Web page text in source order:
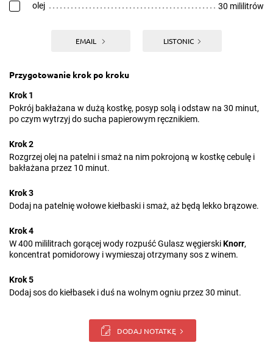
olej 30 mililitrów
EMAIL LISTONIC
Przygotowanie krok po kroku
Krok 1
Pokrój bakłażana w dużą kostkę, posyp solą i odstaw na 30 minut,
po czym wytrzyj do sucha papierowym ręcznikiem.
Krok 2
Rozgrzej olej na patelni i smaż na nim pokrojoną w kostkę cebulę i
bakłażana przez 10 minut.
Krok 3
Dodaj na patelnię wołowe kiełbaski i smaż, aż będą lekko brązowe.
Krok 4
W 400 mililitrach gorącej wody rozpuść Gulasz węgierskiKnorr,
koncentrat pomidorowy i wymieszaj otrzymany sos z winem.
Krok 5
Dodaj sos do kiełbasek i duś na wolnym ogniu przez 30 minut.
DODAJ NOTATKĘ